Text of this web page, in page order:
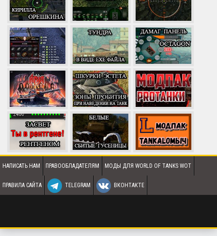
НАПИСАТЬ НАМ ПРАВООБЛАДАТЕЛЯМ МОДЫ ДЛЯ WORLD OF TANKS WOT
ПРАВИЛА САЙТА TELEGRAM ВКОНТАКТЕ